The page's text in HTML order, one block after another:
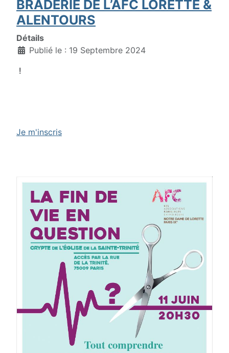
BRADERIE DE L’AFC LORETTE &
ALENTOURS
Détails
Publié le : 19 Septembre 2024
!
Je m'inscris